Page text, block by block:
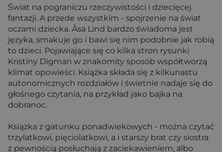
Świat na pograniczu rzeczywistości i dziecięcej
fantazji. A przede wszystkim - spojrzenie na świat
oczami dziecka. Åsa Lind bardzo świadoma jest
języka, smakuje go i bawi się nim podobnie jak robią
to dzieci. Pojawiające się co kilka stron rysunki
Kristiny Digman w znakomity sposób współtworzą
klimat opowieści. Książka składa się z kilkunastu
autonomicznych rozdziałów i świetnie nadaje się do
głośnego czytania, na przykład jako bajka na
dobranoc.
Książka z gatunku ponadwiekowych - można czytać
trzylatkowi, pięciolatkowi, a i starszy brat czy siostra
z pewnością posłuchają z zaciekawieniem, albo